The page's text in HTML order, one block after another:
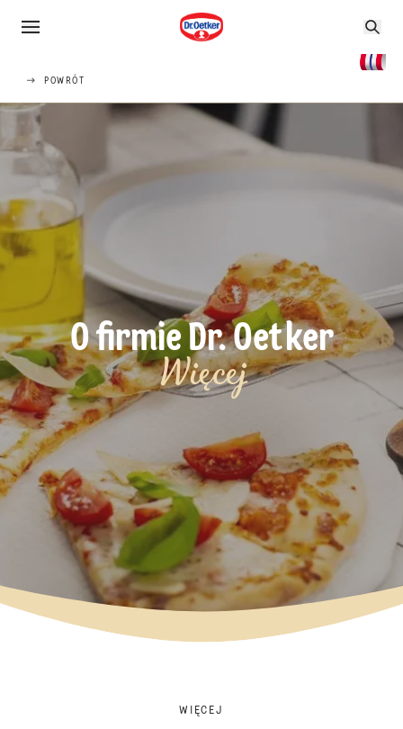
POWRÓT
O firmie Dr. Oetker
Więcej
WIĘCEJ